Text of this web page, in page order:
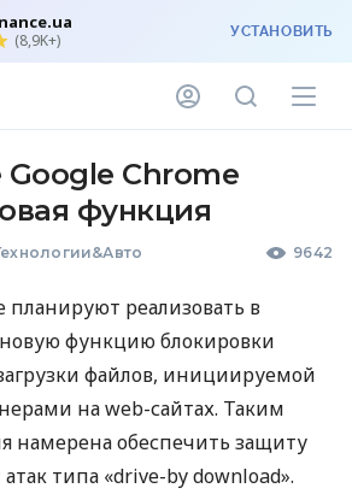
(8,9K+) УСТАНОВИТЬ
Google Chrome
функция
9642
реализовать в
новую функцию блокировки
файлов, инициируемой
на web-сайтах. Таким
намерена обеспечить защиту
типа «drive-by download».